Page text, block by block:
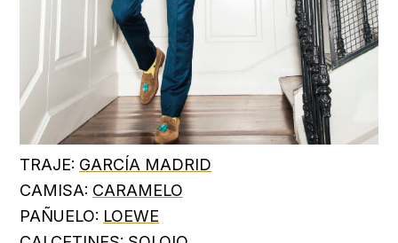
TRAJE: GARCÍA MADRID
CAMISA: CARAMELO
PAÑUELO: LOEWE